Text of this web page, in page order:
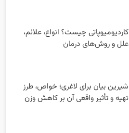
کاردیومیوپاتی چیست؟ انواع، علائم،
علل و روش‌های درمان
شیرین بیان برای لاغری؛ خواص، طرز
تهیه و تأثیر واقعی آن بر کاهش وزن